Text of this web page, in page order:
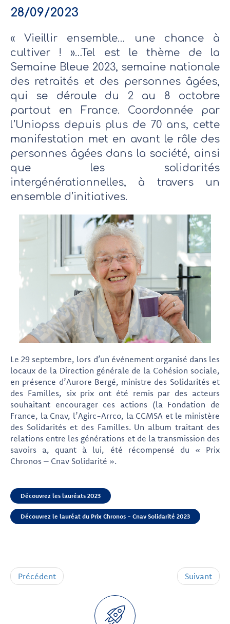
28/09/2023
« Vieillir ensemble… une chance à
cultiver ! »…Tel est le thème de la
Semaine Bleue 2023, semaine nationale
des retraités et des personnes âgées,
qui se déroule du 2 au 8 octobre
partout en France. Coordonnée par
l’Uniopss depuis plus de 70 ans, cette
manifestation met en avant le rôle des
personnes âgées dans la société, ainsi
que les solidarités
intergénérationnelles, à travers un
ensemble d’initiatives.
Le 29 septembre, lors d’un événement organisé dans les
locaux de la Direction générale de la Cohésion sociale,
en présence d’Aurore Bergé, ministre des Solidarités et
des Familles, six prix ont été remis par des acteurs
souhaitant encourager ces actions (la Fondation de
France, la Cnav, l’Agirc-Arrco, la CCMSA et le ministère
des Solidarités et des Familles. Un album traitant des
relations entre les générations et de la transmission des
savoirs a, quant à lui, été récompensé du « Prix
Chronos – Cnav Solidarité ».
Découvrez les lauréats 2023
Découvrez le lauréat du Prix Chronos - Cnav Solidarité 2023
Précédent Suivant